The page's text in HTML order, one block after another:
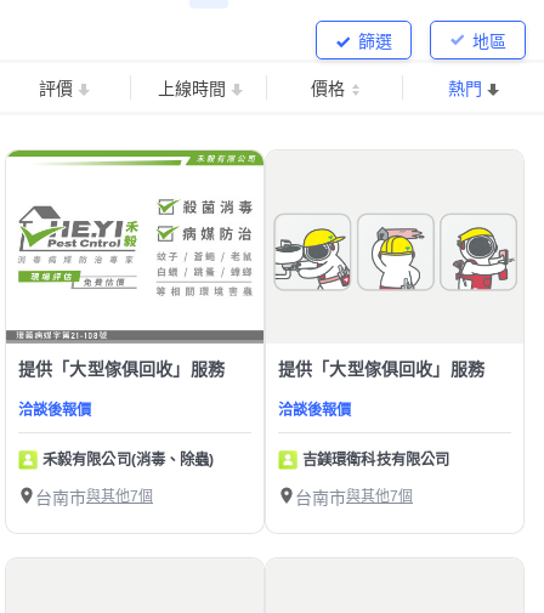
地區
篩選
評價 上線時間 價格 熱門
提供「大型傢俱回收」服務
洽談後報價
禾毅有限公司(消毒、除蟲)
台南市與其他7個
提供「大型傢俱回收」服務
洽談後報價
吉鎂環衛科技有限公司
台南市與其他7個